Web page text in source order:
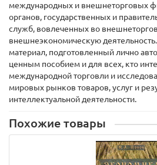
международных и внешнеторговых
органов, государственных и
служб, вовлеченных во
внешнеэкономическую
материал, подготовленный лично
ценным пособием и для всех, кто
международной торговли и
мировых рынков товаров, услуг и
интеллектуальной деятельности.
Похожие товары